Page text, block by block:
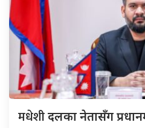
मधेशीदलका नेतासँग